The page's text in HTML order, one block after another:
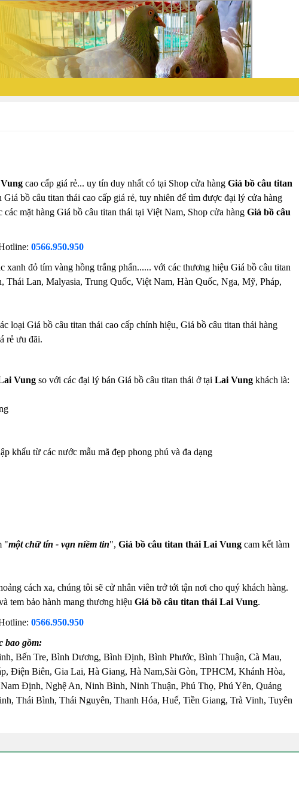
cao cấp giá rẻ... uy tín duy nhất có tại Shop cửa hàng Giá bồ câu titan
bồ câu titan thái cao cấp giá rẻ, tuy nhiên để tìm được đại lý cửa hàng
mặt hàng Giá bồ câu titan thái tại Việt Nam, Shop cửa hàng Giá bồ câu
0566.950.950
đỏ tím vàng hồng trắng phấn...... với các thương hiệu Giá bồ câu titan
Lan, Malyasia, Trung Quốc, Việt Nam, Hàn Quốc, Nga, Mỹ, Pháp,
loại Giá bồ câu titan thái cao cấp chính hiệu, Giá bồ câu titan thái hàng
rẻ ưu đãi.
Vungso với các đại lý bán Giá bồ câu titan thái ở tại Lai Vungkhách là:
khẩu từ các nước mẫu mã đẹp phong phú và đa dạng
"một chữ tín - vạn niềm tin", Giá bồ câu titan thái Lai Vungcam kết làm
cách xa, chúng tôi sẽ cử nhân viên trở tới tận nơi cho quý khách hàng.
tem bảo hành mang thương hiệu Giá bồ câu titan thái Lai Vung.
0566.950.950
bao gồm:
Bến Tre, Bình Dương, Bình Định, Bình Phước, Bình Thuận, Cà Mau,
Điện Biên, Gia Lai, Hà Giang, Hà Nam,Sài Gòn, TPHCM, Khánh Hòa,
Định, Nghệ An, Ninh Bình, Ninh Thuận, Phú Thọ, Phú Yên, Quảng
Thái Bình, Thái Nguyên, Thanh Hóa, Huế, Tiền Giang, Trà Vinh, Tuyên